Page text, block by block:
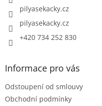
pilyasekacky.cz
pilyasekacky.cz
+420 734 252 830
Informace pro vás
Odstoupení od smlouvy
Obchodní podmínky